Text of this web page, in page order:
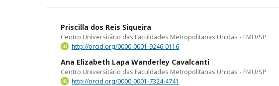
Priscilla dos Reis Siqueira
Centro Universitário das Faculdades Metropolitanas Unidas - FMU/SP
http://orcid.org/0000-0001-9246-0116
Ana Elizabeth Lapa Wanderley Cavalcanti
Centro Universitário das Faculdades Metropolitanas Unidas - FMU/SP
http://orcid.org/0000-0001-7324-4741